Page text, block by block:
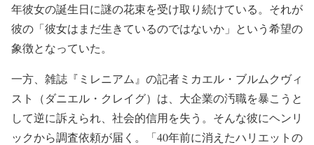
年彼女の誕生日に謎の花束を受け取り続けている。それが
彼の「彼女はまだ生きているのではないか」という希望の
象徴となっていた。
一方、雑誌『ミレニアム』の記者ミカエル・ブルムクヴィ
スト（ダニエル・クレイグ）は、大企業の汚職を暴こうと
して逆に訴えられ、社会的信用を失う。そんな彼にヘンリ
ックから調査依頼が届く。「40年前に消えたハリエットの